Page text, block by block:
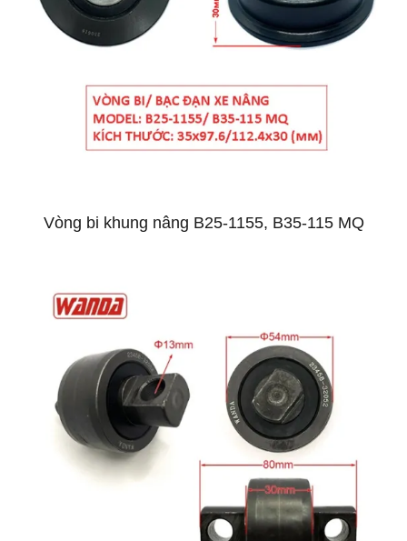
Vòng bi khung nâng B25-1155, B35-115 MQ